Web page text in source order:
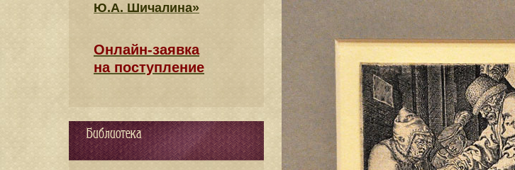
Ю.А. Шичалина»
Онлайн-заявка
на поступление
Библиотека